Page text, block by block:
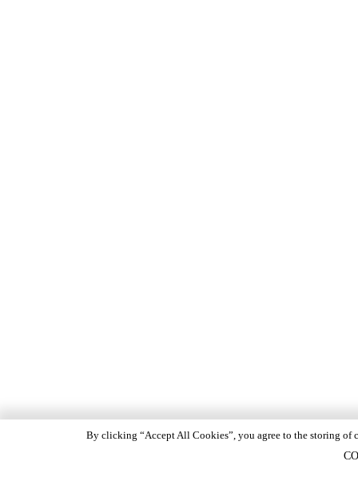
By clicking “Accept All Cookies”, you agree to the storing of